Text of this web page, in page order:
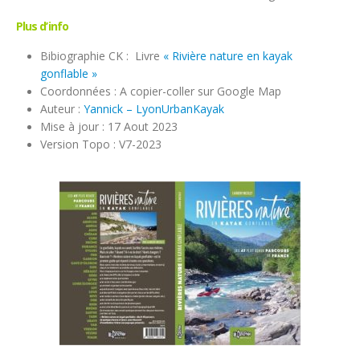
Plus d’info
Bibiographie CK : Livre « Rivière nature en kayak
gonflable »
Coordonnées : A copier-coller sur Google Map
Auteur : Yannick – LyonUrbanKayak
Mise à jour : 17 Aout 2023
Version Topo : V7-2023